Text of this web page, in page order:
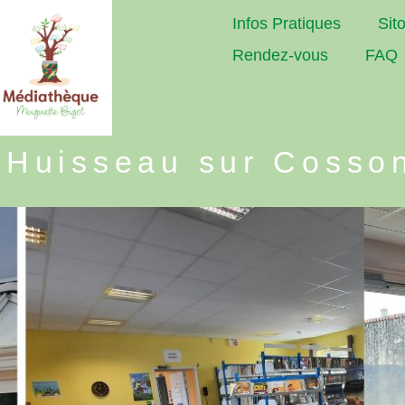
Infos Pratiques
Rendez-vous
FAQ
sur